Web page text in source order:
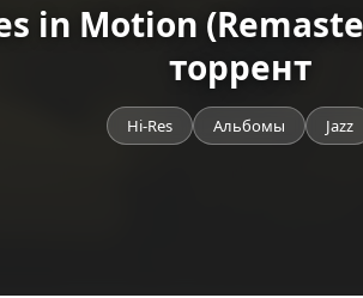
in Motion
торрент
Hi-Res Альбомы Jazz